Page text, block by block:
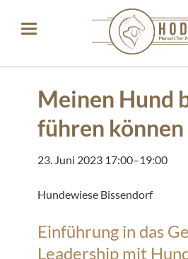
Meinen Hund
führen können
23. Juni 2023 17:00–19:00
Hundewiese Bissendorf
Einführung in das
Leadership mit